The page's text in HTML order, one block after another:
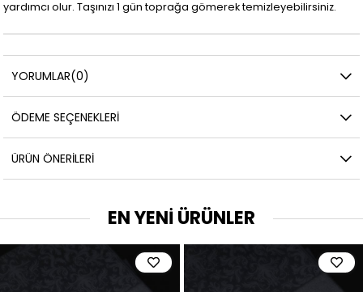
yardımcı olur. Taşınızı 1 gün toprağa gömerek temizleyebilirsiniz.
YORUMLAR(0)
ÖDEME SEÇENEKLERI
ÜRÜN ÖNERILERI
EN YENİ ÜRÜNLER